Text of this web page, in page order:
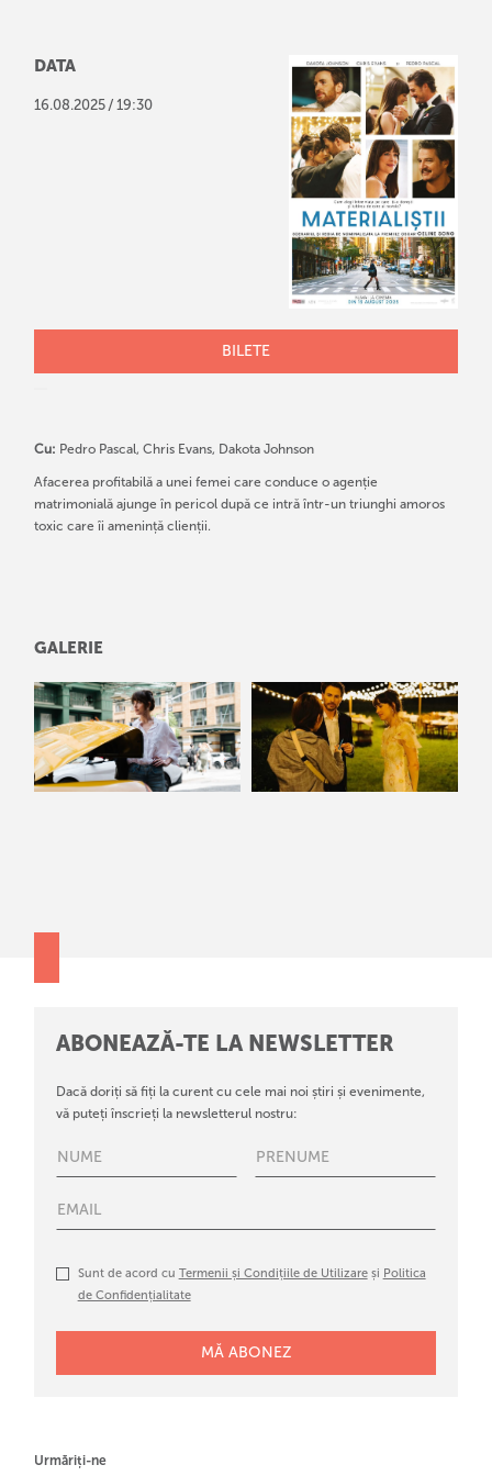
DATA
16.08.2025 / 19:30
BILETE
Cu: Pedro Pascal, Chris Evans, Dakota Johnson
Afacerea profitabilă a unei femei care conduce o agenție
matrimonială ajunge în pericol după ce intră într-un triunghi amoros
toxic care îi amenință clienții.
GALERIE
ABONEAZĂ-TE LA NEWSLETTER
Dacă doriți să fiți la curent cu cele mai noi știri și evenimente,
vă puteți înscrieți la newsletterul nostru:
Sunt de acord cu Termenii și Condițiile de Utilizareși Politica
de Confidențialitate
Urmăriți-ne